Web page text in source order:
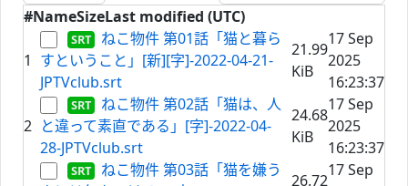
#NameSizeLast modified (UTC)
1
ねこ物件 第01話「猫と暮ら
すということ」[新][字]-2022-04-21-
JPTVclub.srt
21.99
KiB
17 Sep
2025
16:23:37
2
ねこ物件 第02話「猫は、人
と違って素直である」[字]-2022-04-
28-JPTVclub.srt
24.68
KiB
17 Sep
2025
16:23:37
ねこ物件 第03話「猫を嫌う
26.72
17 Sep